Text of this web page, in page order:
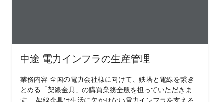
中途 電力インフラの生産管理
業務内容 全国の電力会社様に向けて、鉄塔と電線を繋ぎ
とめる「架線金具」の購買業務全般を担っていただきま
す。 架線金具は生活に欠かせない電力インフラを支える